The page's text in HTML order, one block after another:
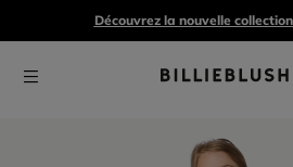
Découvrez la nouvelle